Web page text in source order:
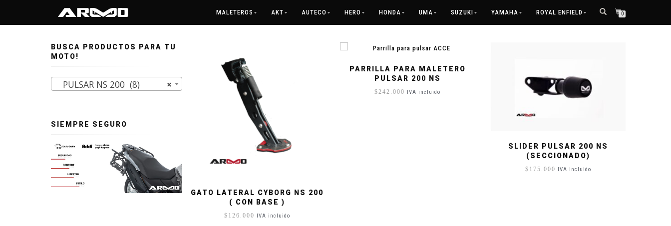
MALETEROS AKT AUTECO HERO HONDA UMA SUZUKI YAMAHA ROYAL ENFIELD 0
Inicio/ PULSAR/ PULSAR NS 200
GATO LATERAL CYBORG NS 200
( CON BASE )
$ 126.000 IVA incluido
PARRILLA PARA MALETERO
PULSAR 200 NS
$ 242.000 IVA incluido
SLIDER PULSAR 200 NS
(SECCIONADO)
$ 175.000 IVA incluido
BUSCA PRODUCTOS PARA TU
MOTO!
×
PULSAR NS 200 (8)
SIEMPRE SEGURO